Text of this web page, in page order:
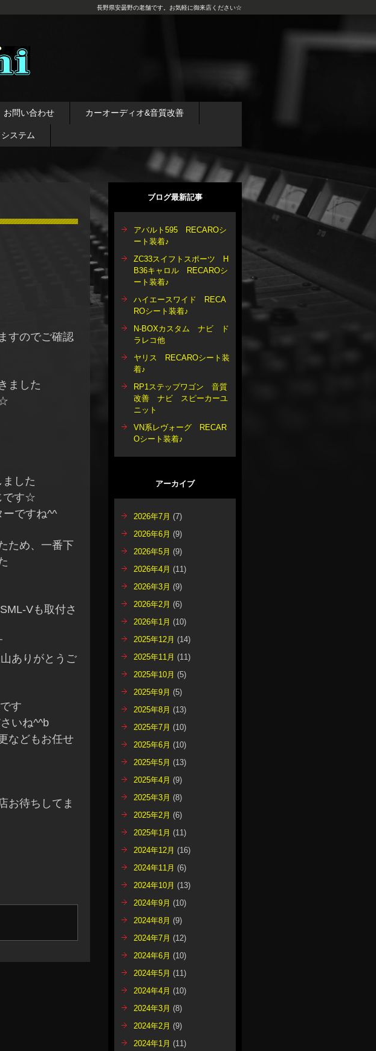
カーオ
ート
長野県安曇野の老舗です。お気軽に御来店ください☆
お問い合わせ カーオーディオ&音質改善
ステム
すのでご確認
ました
した
です☆
ですね^^
ため、一番下
Vも取付さ
ありがとうご
す
いね^^b
などもお任せ
お待ちしてま
ブログ最新記事
アバルト595 RECAROシ
ート装着♪
ZC33スイフトスポーツ H
B36キャロル RECAROシ
ート装着♪
ハイエースワイド RECA
ROシート装着♪
N-BOXカスタム ナビ ド
ラレコ他
ヤリス RECAROシート装
着♪
RP1ステップワゴン 音質
改善 ナビ スピーカーユ
ニット
VN系レヴォーグ RECAR
Oシート装着♪
アーカイブ
2026年7月 (7)
2026年6月 (9)
2026年5月 (9)
2026年4月 (11)
2026年3月 (9)
2026年2月 (6)
2026年1月 (10)
2025年12月 (14)
2025年11月 (11)
2025年10月 (5)
2025年9月 (5)
2025年8月 (13)
2025年7月 (10)
2025年6月 (10)
2025年5月 (13)
2025年4月 (9)
2025年3月 (8)
2025年2月 (6)
2025年1月 (11)
2024年12月 (16)
2024年11月 (6)
2024年10月 (13)
2024年9月 (10)
2024年8月 (9)
2024年7月 (12)
2024年6月 (10)
2024年5月 (11)
2024年4月 (10)
2024年3月 (8)
2024年2月 (9)
2024年1月 (11)